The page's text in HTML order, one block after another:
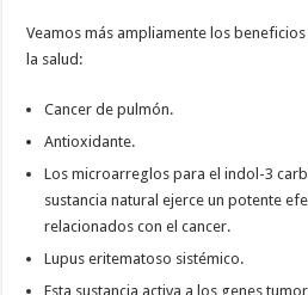
Veamos más ampliamente los
la salud:
Cancer de pulmón.
Antioxidante.
Los microarreglos para el indol-3
sustancia natural ejerce un potente
relacionados con el cancer.
Lupus eritematoso sistémico.
Esta sustancia activa a los genes